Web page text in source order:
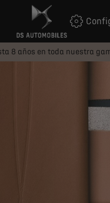
8 años en toda nuestra